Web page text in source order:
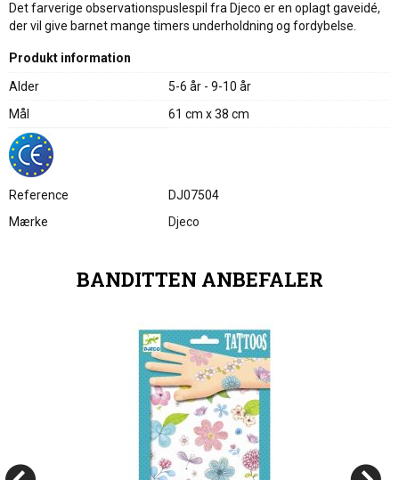
Det farverige observationspuslespil fra Djeco er en oplagt gaveidé,
der vil give barnet mange timers underholdning og fordybelse.
Produkt information
Alder
5-6 år - 9-10 år
Mål
61 cm x 38 cm
Reference
DJ07504
Mærke
Djeco
BANDITTEN ANBEFALER